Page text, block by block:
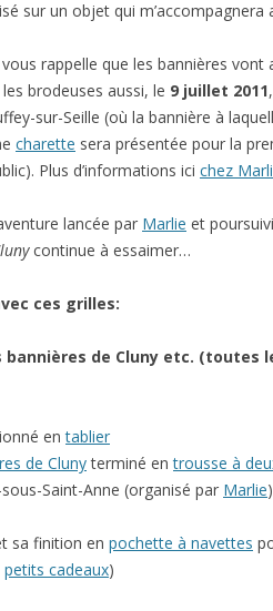
sur un objet qui m’accompagnera
vous rappelle que les bannières vont
brodeuses aussi, le 9 juillet 2011
sur-Seille (où la bannière à
charette sera présentée pour la
Plus d’informations ici chez
lancée par Marlie et
continue à essaimer…
ces grilles:
bannières de Cluny etc. (toutes
entablier
de Clunyterminé entrousse à
Saint-Anne (organisé par Marlie
sa finition en pochette à navettes
petits cadeaux)